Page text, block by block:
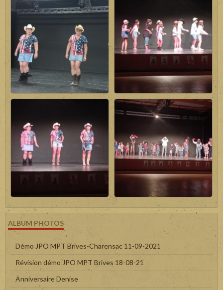
ALBUM PHOTOS
Démo JPO MPT Brives-Charensac 11-09-2021
Révision démo JPO MPT Brives 18-08-21
Anniversaire Denise